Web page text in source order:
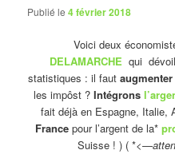
Publié le4 février 2018
Voici deux
DELAMARCHE qui
statistiques : il faut
les impôst ? Intégrons
fait déjà en Espagne, Italie,
Francepour l’argent de la*
Suisse ! ) ( *<—